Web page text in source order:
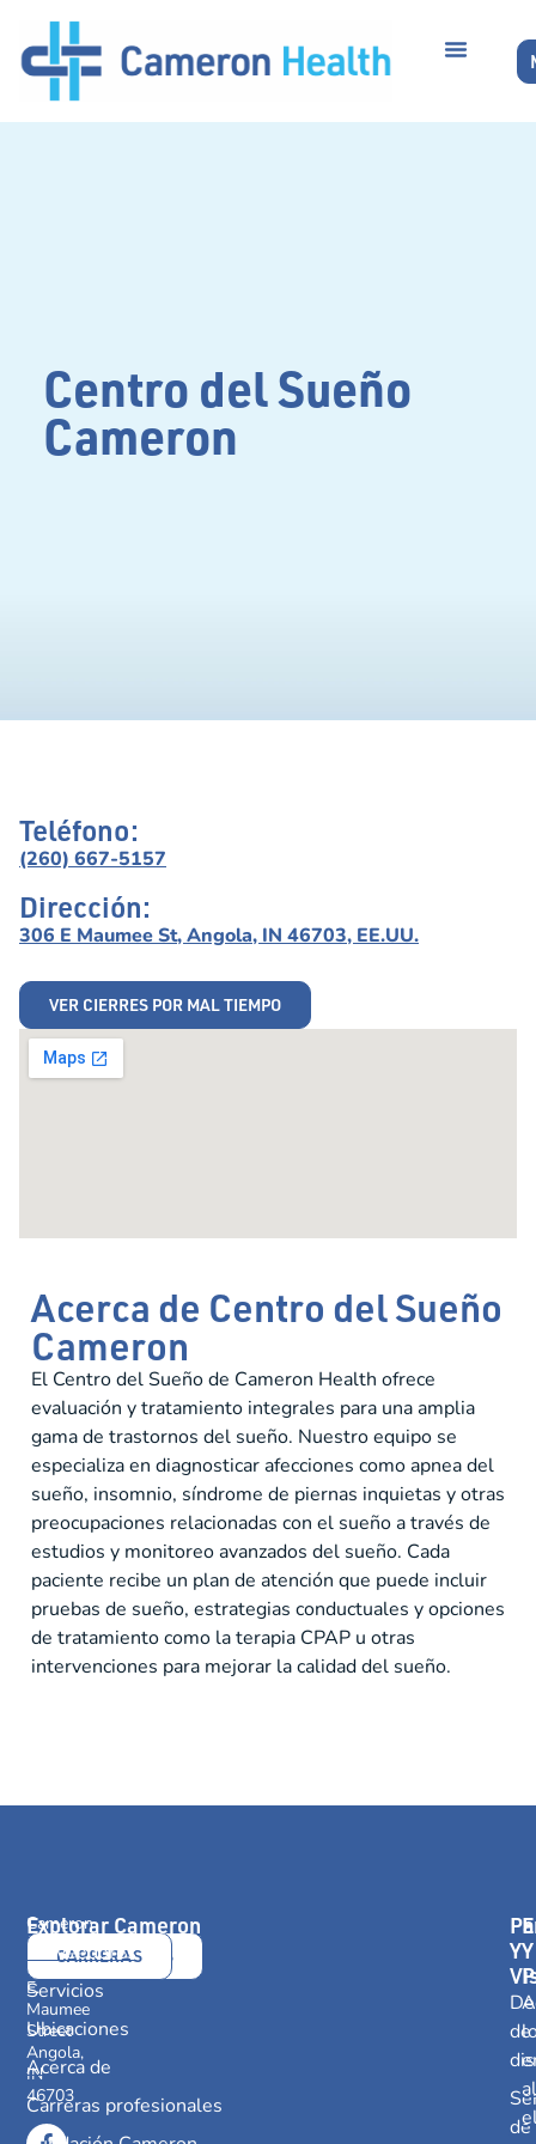
Centro del Sueño
Cameron
Teléfono:
(260) 667-5157
Dirección:
306 E Maumee St, Angola, IN 46703, EE.UU.
VER CIERRES POR MAL TIEMPO
Acerca de Centro del Sueño
Cameron
El Centro del Sueño de Cameron Health ofrece
evaluación y tratamiento integrales para una amplia
gama de trastornos del sueño. Nuestro equipo se
especializa en diagnosticar afecciones como apnea del
sueño, insomnio, síndrome de piernas inquietas y otras
preocupaciones relacionadas con el sueño a través de
estudios y monitoreo avanzados del sueño. Cada
paciente recibe un plan de atención que puede incluir
pruebas de sueño, estrategias conductuales y opciones
de tratamiento como la terapia CPAP u otras
intervenciones para mejorar la calidad del sueño.
Cameron
Health
416
E.
Maumee
Street
Angola,
IN
46703
CONTÁCTANOS
CARRERAS
Explorar Cameron
Proveedores
Servicios
Ubicaciones
Acerca de
Carreras profesionales
Y
de
de
Y